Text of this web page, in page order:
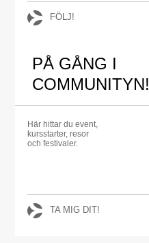
FÖLJ!
PÅ GÅNG I
COMMUNITYN!
Här hittar du event,
kursstarter, resor
och festivaler.
TA MIG DIT!